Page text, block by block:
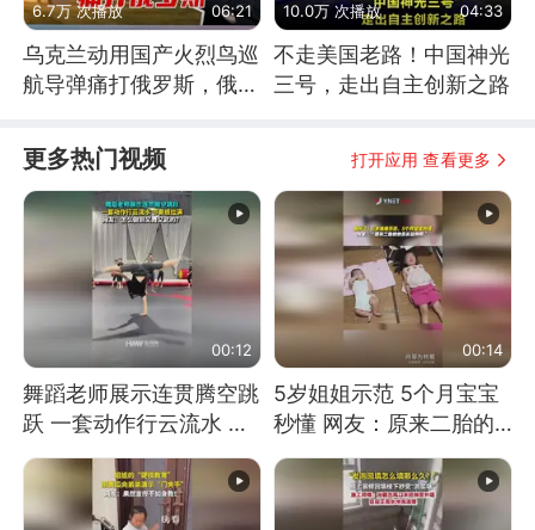
6.7万 次播放 06:21
乌克兰动用国产火烈鸟巡
航导弹痛打俄罗斯，俄军
10.0万 次播放 04:33
不走美国老路！中国神光
三号，走出自主创新之路
更多热门视频 打开应用 查看更多
00:12
舞蹈老师展示连贯腾空跳
跃 一套动作行云流水 节
奏感拉满 网友：怎么做
到又舞又武的？
00:14
5岁姐姐示范 5个月宝宝
秒懂 网友：原来二胎的
快乐长这样